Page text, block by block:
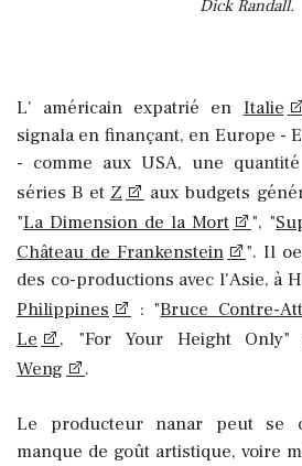
Dick Randall.
L' américain expatrié en Italie
signala en finançant, en Europe -
- comme aux USA, une
séries B et Z
aux budgets
"La Dimension de la Mort ", "
Château de Frankenstein
". Il
des co-productions avec l'Asie, à
Philippines
: "Bruce Contre-
Le
, "For Your Height
Weng
.
Le producteur nanar peut se
manque de goût artistique, voire